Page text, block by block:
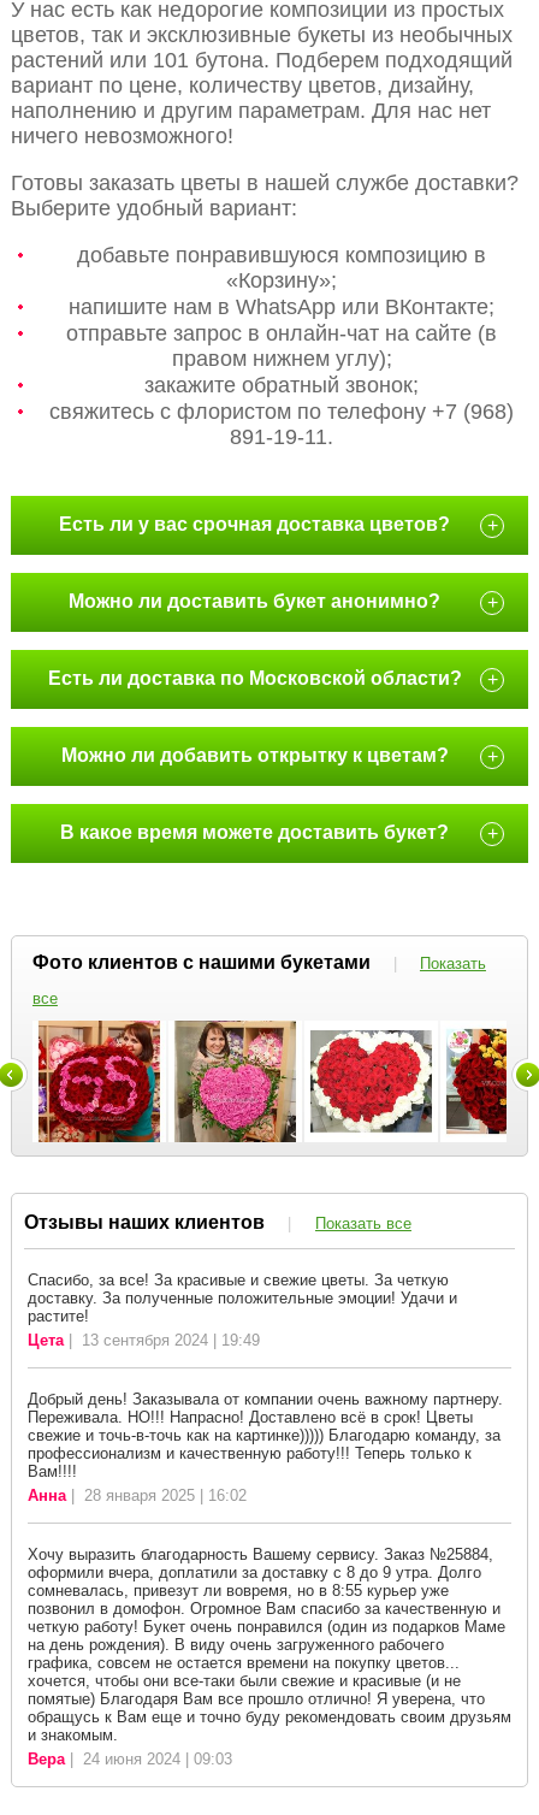
У нас есть как недорогие композиции из простых
цветов, так и эксклюзивные букеты из необычных
растений или 101 бутона. Подберем подходящий
вариант по цене, количеству цветов, дизайну,
наполнению и другим параметрам. Для нас нет
ничего невозможного!
Готовы заказать цветы в нашей службе доставки?
Выберите удобный вариант:
добавьте понравившуюся композицию в
«Корзину»;
напишите нам в WhatsApp или ВКонтакте;
отправьте запрос в онлайн-чат на сайте (в
правом нижнем углу);
закажите обратный звонок;
свяжитесь с флористом по телефону +7 (968)
891-19-11.
Есть ли у вас срочная доставка цветов? +
Можно ли доставить букет анонимно? +
Есть ли доставка по Московской области? +
Можно ли добавить открытку к цветам? +
В какое время можете доставить букет? +
Фото клиентов с нашими букетами |
Показать
все
Отзывы наших клиентов | Показать все
Спасибо, за все! За красивые и свежие цветы. За четкую
доставку. За полученные положительные эмоции! Удачи и
растите!
Цета| 13 сентября 2024 | 19:49
Добрый день! Заказывала от компании очень важному партнеру.
Переживала. НО!!! Напрасно! Доставлено всё в срок! Цветы
свежие и точь-в-точь как на картинке))))) Благодарю команду, за
профессионализм и качественную работу!!! Теперь только к
Вам!!!!
Анна| 28 января 2025 | 16:02
Хочу выразить благодарность Вашему сервису. Заказ №25884,
оформили вчера, доплатили за доставку с 8 до 9 утра. Долго
сомневалась, привезут ли вовремя, но в 8:55 курьер уже
позвонил в домофон. Огромное Вам спасибо за качественную и
четкую работу! Букет очень понравился (один из подарков Маме
на день рождения). В виду очень загруженного рабочего
графика, совсем не остается времени на покупку цветов...
хочется, чтобы они все-таки были свежие и красивые (и не
помятые) Благодаря Вам все прошло отлично! Я уверена, что
обращусь к Вам еще и точно буду рекомендовать своим друзьям
и знакомым.
Вера| 24 июня 2024 | 09:03